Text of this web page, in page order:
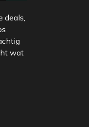
deals,
wat